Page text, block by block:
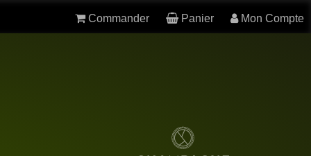
Commander Panier Mon Compte